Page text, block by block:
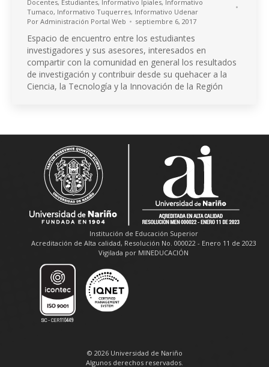
Docentes, Estudiantes, Informativo Ipiales, Informativo
Tumaco, Informativo Tuquerres, Informativo Udenar
Por Administración Portal Web septiembre 6, 2017
Espacio de encuentro entre los estudiantes
investigadores y sus asesores, interesados en
compartir con la comunidad en general los resultados
de investigación y contribuir desde su quehacer a la
Ciencia, la Tecnología y la Innovación de la Región
Institución de Educación Superior
Acreditación de Alta calidad, Resolución No. 000022 - Enero 11 de 2023
Vigilada por MINEDUCACIÓN
© 2026 Universidad de Nariño
Algunos derechos reservados.